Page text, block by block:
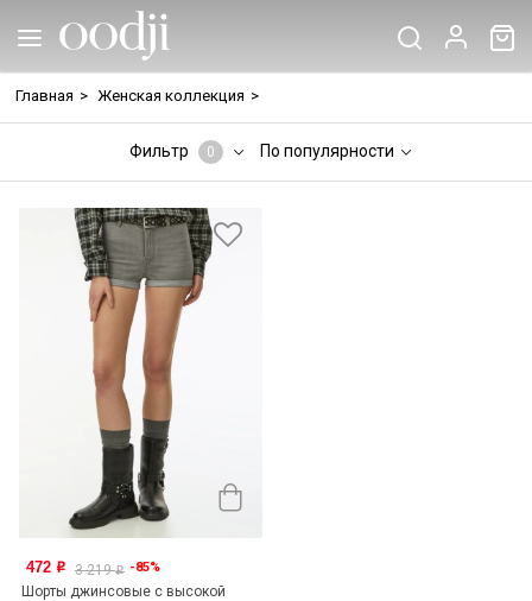
Главная > Женская коллекция >
Фильтр 0 По популярности
472 o 3 219o -85%
Шорты джинсовые с высокой